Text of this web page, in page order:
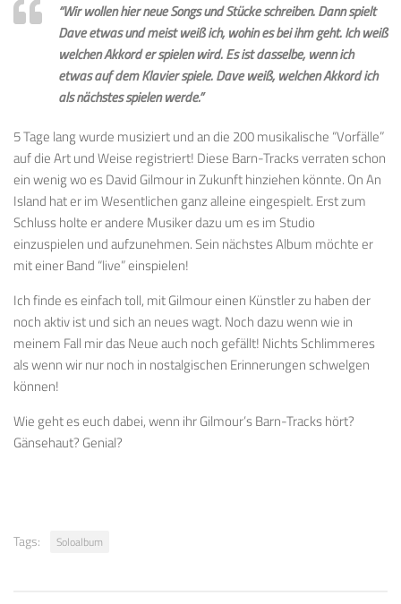
“Wir wollen hier neue Songs und Stücke schreiben. Dann spielt
Dave etwas und meist weiß ich, wohin es bei ihm geht. Ich weiß
welchen Akkord er spielen wird. Es ist dasselbe, wenn ich
etwas auf dem Klavier spiele. Dave weiß, welchen Akkord ich
als nächstes spielen werde.”
5 Tage lang wurde musiziert und an die 200 musikalische “Vorfälle”
auf die Art und Weise registriert! Diese Barn-Tracks verraten schon
ein wenig wo es David Gilmour in Zukunft hinziehen könnte. On An
Island hat er im Wesentlichen ganz alleine eingespielt. Erst zum
Schluss holte er andere Musiker dazu um es im Studio
einzuspielen und aufzunehmen. Sein nächstes Album möchte er
mit einer Band “live” einspielen!
Ich finde es einfach toll, mit Gilmour einen Künstler zu haben der
noch aktiv ist und sich an neues wagt. Noch dazu wenn wie in
meinem Fall mir das Neue auch noch gefällt! Nichts Schlimmeres
als wenn wir nur noch in nostalgischen Erinnerungen schwelgen
können!
Wie geht es euch dabei, wenn ihr Gilmour’s Barn-Tracks hört?
Gänsehaut? Genial?
Tags: Soloalbum